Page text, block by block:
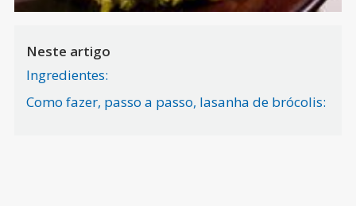
Neste artigo
Ingredientes:
Como fazer, passo a passo, lasanha de brócolis: